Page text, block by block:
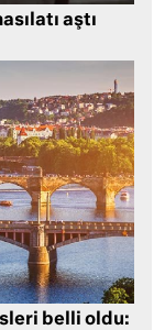
aştı
belli oldu: